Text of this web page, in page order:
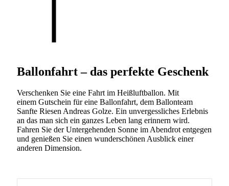
Ballonfahrt – das perfekte Geschenk
Verschenken Sie eine Fahrt im Heißluftballon. Mit
einem Gutschein für eine Ballonfahrt, dem Ballonteam
Sanfte Riesen Andreas Golze. Ein unvergessliches Erlebnis
an das man sich ein ganzes Leben lang erinnern wird.
Fahren Sie der Untergehenden Sonne im Abendrot entgegen
und genießen Sie einen wunderschönen Ausblick einer
anderen Dimension.